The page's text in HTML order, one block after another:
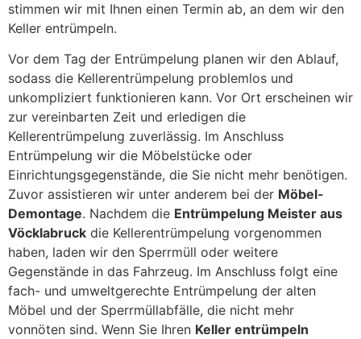
stimmen wir mit Ihnen einen Termin ab, an dem wir den
Keller entrümpeln.
Vor dem Tag der Entrümpelung planen wir den Ablauf,
sodass die Kellerentrümpelung problemlos und
unkompliziert funktionieren kann. Vor Ort erscheinen wir
zur vereinbarten Zeit und erledigen die
Kellerentrümpelung zuverlässig. Im Anschluss
Entrümpelung wir die Möbelstücke oder
Einrichtungsgegenstände, die Sie nicht mehr benötigen.
Zuvor assistieren wir unter anderem bei der Möbel-
Demontage. Nachdem die Entrümpelung Meister aus
Vöcklabruck die Kellerentrümpelung vorgenommen
haben, laden wir den Sperrmüll oder weitere
Gegenstände in das Fahrzeug. Im Anschluss folgt eine
fach- und umweltgerechte Entrümpelung der alten
Möbel und der Sperrmüllabfälle, die nicht mehr
vonnöten sind. Wenn Sie Ihren Keller entrümpeln